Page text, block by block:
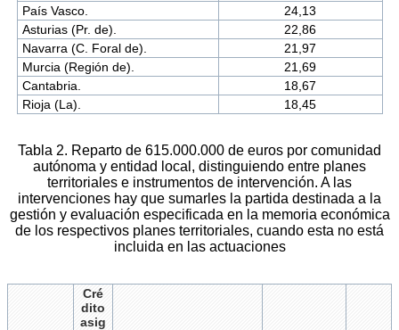
País Vasco.
24,13
Asturias (Pr. de).
22,86
Navarra (C. Foral de).
21,97
Murcia (Región de).
21,69
Cantabria.
18,67
Rioja (La).
18,45
Tabla 2. Reparto de 615.000.000 de euros por comunidad
autónoma y entidad local, distinguiendo entre planes
territoriales e instrumentos de intervención. A las
intervenciones hay que sumarles la partida destinada a la
gestión y evaluación especificada en la memoria económica
de los respectivos planes territoriales, cuando esta no está
incluida en las actuaciones
Cré
dito
asig